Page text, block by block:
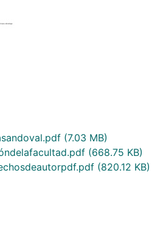
(7.03 MB)
(668.75 KB)
(820.12 KB)